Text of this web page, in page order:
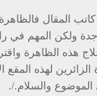
المقال فالظاهرة
ولكن المهم في
هذه الظاهرة
لهذه المقع
الموضوع والسلام./.